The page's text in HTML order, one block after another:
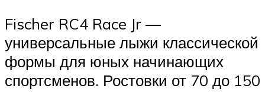
Fischer RC4 Race Jr —
универсальные лыжи классической
формы для юных начинающих
спортсменов. Ростовки от 70 до 150